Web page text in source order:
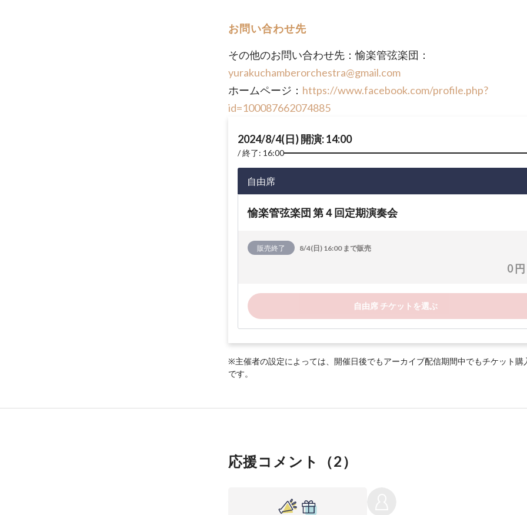
お問い合わせ先
その他のお問い合わせ先：愉楽管弦楽団：
yurakuchamberorchestra@gmail.com
ホームページ： https://www.facebook.com/profile.php?
id=100087662074885
2024/8/4(日) 開演: 14:00
終了: 16:00
自由席
愉楽管弦楽団 第４回定期演奏会
販売終了 8/4(日) 16:00 まで販売
0 円
自由席 チケットを選ぶ
※主催者の設定によっては、開催日後でもアーカイブ配信期間中でもチケット購
です。
応援コメント（2）